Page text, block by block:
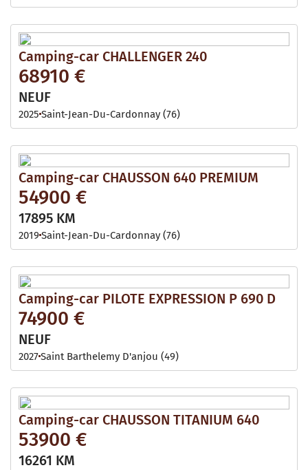
Camping-car CHALLENGER 240
68910 €
NEUF
2025 Saint-Jean-Du-Cardonnay (76)
Camping-car CHAUSSON 640 PREMIUM
54900 €
17895 KM
2019 Saint-Jean-Du-Cardonnay (76)
Camping-car PILOTE EXPRESSION P 690 D
74900 €
NEUF
2027Saint Barthelemy D'anjou (49)
Camping-car CHAUSSON TITANIUM 640
53900 €
16261 KM